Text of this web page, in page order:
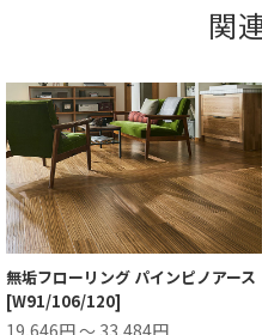
関
無垢フローリング パインピノアース
[W91/106/120]